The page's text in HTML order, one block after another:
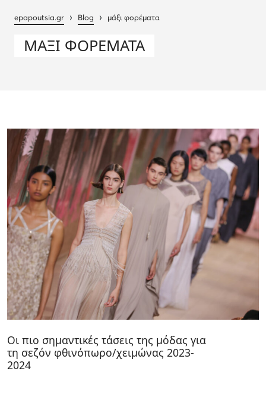
epapoutsia.gr › Blog › μάξι φορέματα
ΜΆΞΙ ΦΟΡΈΜΑΤΑ
Οι πιο σημαντικές τάσεις της μόδας για
τη σεζόν φθινόπωρο/χειμώνας 2023-
2024